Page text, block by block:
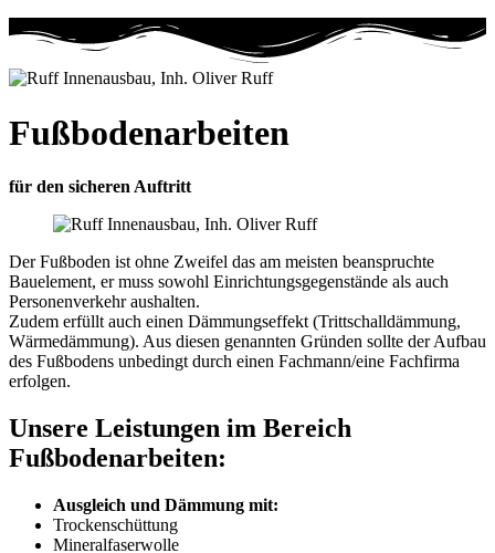
Fußbodenarbeiten
für den sicheren Auftritt
Der Fußboden ist ohne Zweifel das am meisten beanspruchte
Bauelement, er muss sowohl Einrichtungsgegenstände als auch
Personenverkehr aushalten.
Zudem erfüllt auch einen Dämmungseffekt (Trittschalldämmung,
Wärmedämmung). Aus diesen genannten Gründen sollte der Aufbau
des Fußbodens unbedingt durch einen Fachmann/eine Fachfirma
erfolgen.
Unsere Leistungen im Bereich
Fußbodenarbeiten:
Ausgleich und Dämmung mit:
Trockenschüttung
Mineralfaserwolle